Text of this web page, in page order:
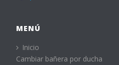
MENÚ
Inicio
Cambiar bañera por ducha